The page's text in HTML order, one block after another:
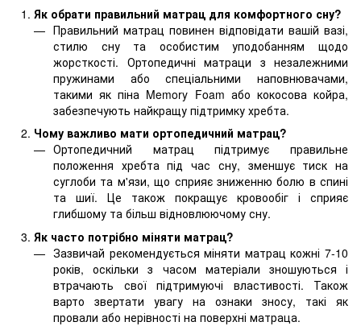
Як обрати правильний матрац для комфортного сну?
Правильний матрац повинен відповідати вашій вазі,
стилю сну та особистим уподобанням щодо
жорсткості. Ортопедичні матраци з незалежними
пружинами або спеціальними наповнювачами,
такими як піна Memory Foam або кокосова койра,
забезпечують найкращу підтримку хребта.
Чому важливо мати ортопедичний матрац?
Ортопедичний матрац підтримує правильне
положення хребта під час сну, зменшує тиск на
суглоби та м'язи, що сприяє зниженню болю в спині
та шиї. Це також покращує кровообіг і сприяє
глибшому та більш відновлюючому сну.
Як часто потрібно міняти матрац?
Зазвичай рекомендується міняти матрац кожні 7-10
років, оскільки з часом матеріали зношуються і
втрачають свої підтримуючі властивості. Також
варто звертати увагу на ознаки зносу, такі як
провали або нерівності на поверхні матраца.